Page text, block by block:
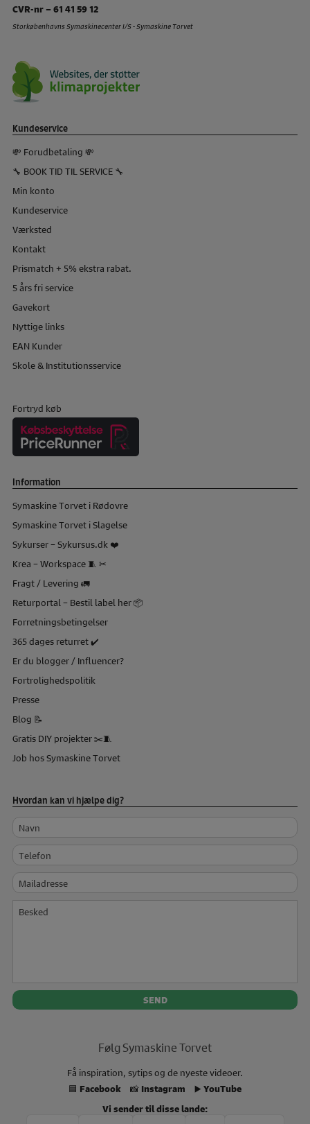
CVR-nr – 61 41 59 12
Storkøbenhavns Symaskinecenter I/S - Symaskine Torvet
Kundeservice
💸 Forudbetaling 💸
🔧 BOOK TID TIL SERVICE 🔧
Min konto
Kundeservice
Værksted
Kontakt
Prismatch + 5% ekstra rabat.
5 års fri service
Gavekort
Nyttige links
EAN Kunder
Skole & Institutionsservice
Fortryd køb
Information
Symaskine Torvet i Rødovre
Symaskine Torvet i Slagelse
Sykurser – Sykursus.dk ❤️
Krea – Workspace 🧵 ✂
Fragt / Levering 🚛
Returportal – Bestil label her 📦
Forretningsbetingelser
365 dages returret ✔️
Er du blogger / Influencer?
Fortrolighedspolitik
Presse
Blog 📝
Gratis DIY projekter ✂️🧵
Job hos Symaskine Torvet
Hvordan kan vi hjælpe dig?
Navn
Telefon
Mailadresse
Besked
Følg Symaskine Torvet
Få inspiration, sytips og de nyeste videoer.
🟦 Facebook 📸 Instagram ▶️ YouTube
Vi sender til disse lande: